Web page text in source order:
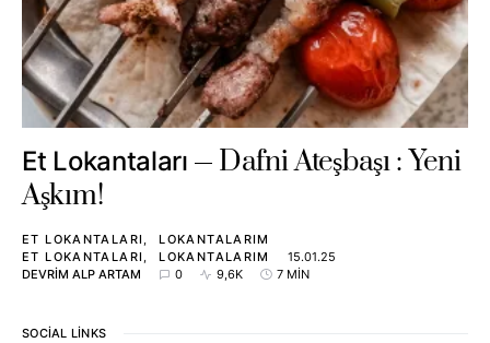
Et Lokantaları
Dafni Ateşbaşı : Yeni
Aşkım!
ET LOKANTALARI
LOKANTALARIM
ET LOKANTALARI
LOKANTALARIM
15.01.25
DEVRIM ALP ARTAM
0 9,6K 7 MIN
SOCIAL LINKS